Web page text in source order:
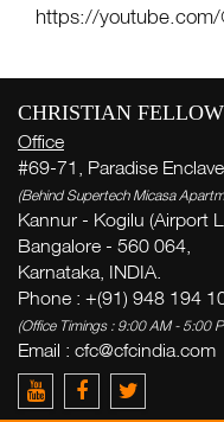
https://youtube.com/
CHRISTIAN
Office
#69-71, Paradise
(Behind Supertech Micasa
Kannur - Kogilu (Airport
Bangalore - 560 064,
Karnataka, INDIA.
Phone : +(91) 948 194
(Office Timings : 9:00 AM - 5:00
Email : cfc@cfcindia.com